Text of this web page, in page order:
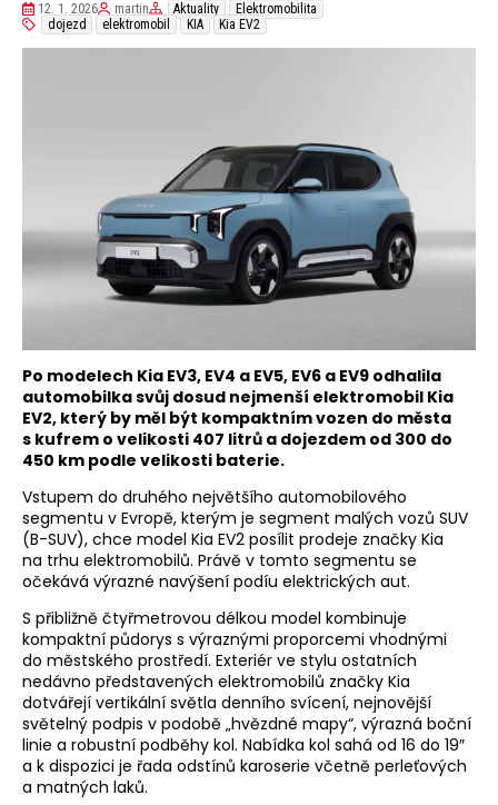
12. 1. 2026 martin Aktuality
Elektromobilita
dojezd
elektromobil KIA Kia EV2
Po modelech Kia EV3, EV4 a EV5, EV6 a EV9 odhalila
automobilka svůj dosud nejmenší elektromobil Kia
EV2, který by měl být kompaktním vozen do města
s kufrem o velikosti 407 litrů a dojezdem od 300 do
450 km podle velikosti baterie.
Vstupem do druhého největšího automobilového
segmentu v Evropě, kterým je segment malých vozů SUV
(B-SUV), chce model Kia EV2 posílit prodeje značky Kia
na trhu elektromobilů. Právě v tomto segmentu se
očekává výrazné navýšení podíu elektrických aut.
S přibližně čtyřmetrovou délkou model kombinuje
kompaktní půdorys s výraznými proporcemi vhodnými
do městského prostředí. Exteriér ve stylu ostatních
nedávno představených elektromobilů značky Kia
dotvářejí vertikální světla denního svícení, nejnovější
světelný podpis v podobě „hvězdné mapy“, výrazná boční
linie a robustní podběhy kol. Nabídka kol sahá od 16 do 19″
a k dispozici je řada odstínů karoserie včetně perleťových
a matných laků.